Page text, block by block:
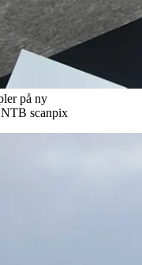
på ny
scanpix